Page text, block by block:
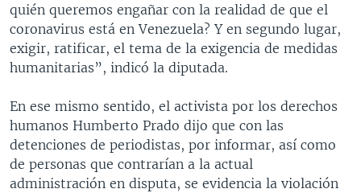
quién queremos engañar con la realidad de que el
coronavirus está en Venezuela? Y en segundo lugar,
exigir, ratificar, el tema de la exigencia de medidas
humanitarias”, indicó la diputada.
En ese mismo sentido, el activista por los derechos
humanos Humberto Prado dijo que con las
detenciones de periodistas, por informar, así como
de personas que contrarían a la actual
administración en disputa, se evidencia la violación